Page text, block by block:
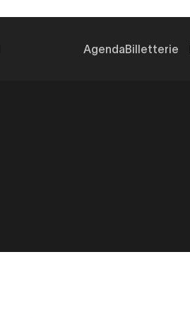
AgendaBilletterie